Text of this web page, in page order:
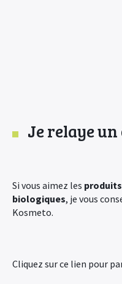
Je relaye un
Si vous aimez les
biologiques, je vous
Kosmeto.
Cliquez sur ce lien pour